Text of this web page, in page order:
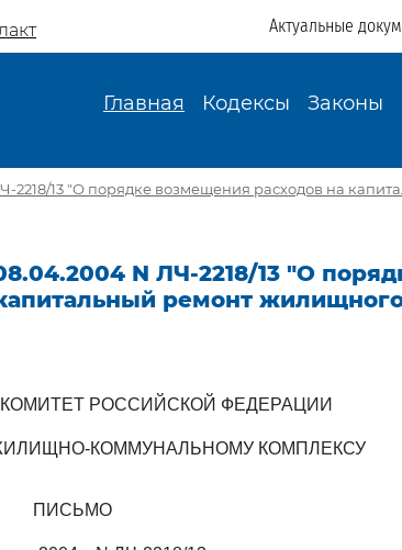
Актуальные
Главная Кодексы Законы
2218/13 "О порядке возмещения расходов на
N ЛЧ-2218/13 "О
ремонт
РОССИЙСКОЙ ФЕДЕРАЦИИ
КОММУНАЛЬНОМУ КОМПЛЕКСУ
ПИСЬМО